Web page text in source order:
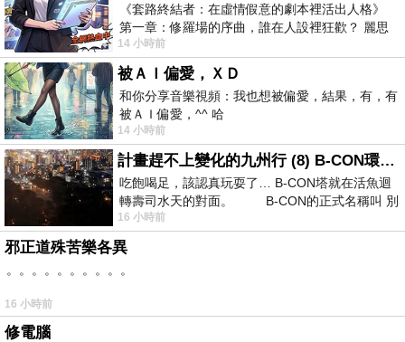
《套路終結者：在虛情假意的劇本裡活出人格》
第一章：修羅場的序曲，誰在人設裡狂歡？ 麗思
卡爾頓酒店的總統套房內，燈光昏
14 小時前
被ＡＩ偏愛，ＸＤ
和你分享音樂視頻：我也想被偏愛，結果，有，有
被ＡＩ偏愛，^^ 哈
14 小時前
計畫趕不上變化的九州行 (8) B-CON環球塔
吃飽喝足，該認真玩耍了… B-CON塔就在活魚迴
轉壽司水天的對面。 B-CON的正式名稱叫 別
16 小時前
邪正道殊苦樂各異
。。。。。。。。。。
16 小時前
修電腦